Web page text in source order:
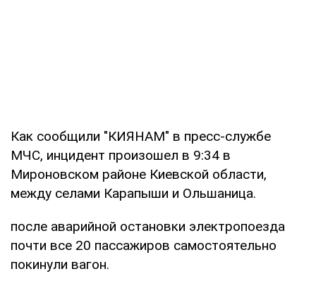
Как сообщили "КИЯНАМ" в пресс-службе
МЧС, инцидент произошел в 9:34 в
Мироновском районе Киевской области,
между селами Карапыши и Ольшаница.
после аварийной остановки электропоезда
почти все 20 пассажиров самостоятельно
покинули вагон.